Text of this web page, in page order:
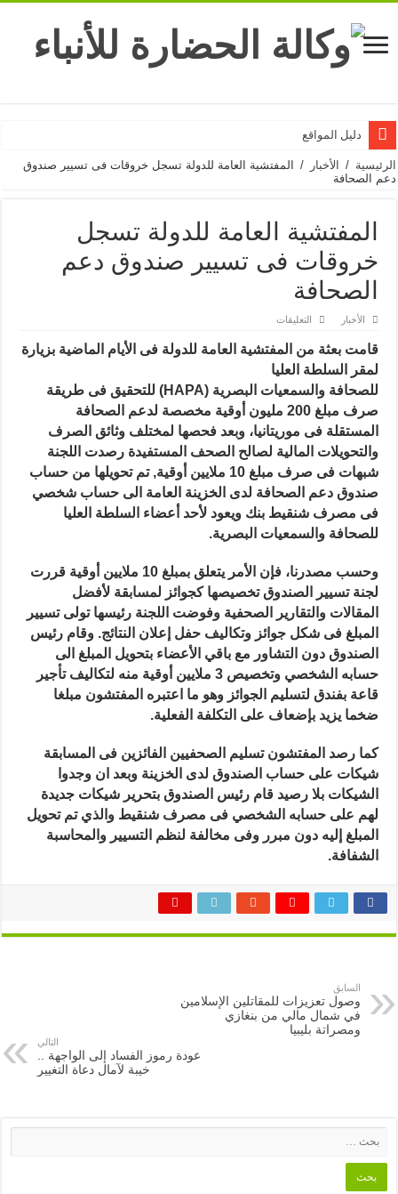
دليل المواقع
الرئيسية / الأخبار /
المفتشية العامة للدولة تسجل خروقات فى تسيير صندوق
دعم الصحافة
المفتشية العامة للدولة تسجل
خروقات فى تسيير صندوق دعم
الصحافة
الأخبار التعليقات
للدولة
تسجل
خروقات
فى
صندوق
دعم
الصحافة
مغلقة
قامت بعثة من المفتشية العامة للدولة فى الأيام الماضية بزيارة
لمقر السلطة العليا
للصحافة والسمعيات البصرية (HAPA) للتحقيق فى طريقة
صرف مبلغ 200 مليون أوقية مخصصة لدعم الصحافة
المستقلة فى موريتانيا، وبعد فحصها لمختلف وثائق الصرف
والتحويلات المالية لصالح الصحف المستفيدة رصدت اللجنة
شبهات فى صرف مبلغ 10 ملايين أوقية, تم تحويلها من حساب
صندوق دعم الصحافة لدى الخزينة العامة الى حساب شخصي
فى مصرف شنقيط بنك ويعود لأحد أعضاء السلطة العليا
للصحافة والسمعيات البصرية.
وحسب مصدرنا، فإن الأمر يتعلق بمبلغ 10 ملايين أوقية قررت
لجنة تسيير الصندوق تخصيصها كجوائز لمسابقة لأفضل
المقالات والتقارير الصحفية وفوضت اللجنة رئيسها تولى تسيير
المبلغ فى شكل جوائز وتكاليف حفل إعلان النتائج. وقام رئيس
الصندوق دون التشاور مع باقي الأعضاء بتحويل المبلغ الى
حسابه الشخصي وتخصيص 3 ملايين أوقية منه لتكاليف تأجير
قاعة بفندق لتسليم الجوائز وهو ما اعتبره المفتشون مبلغا
ضخما يزيد بإضعاف على التكلفة الفعلية.
كما رصد المفتشون تسليم الصحفيين الفائزين فى المسابقة
شيكات على حساب الصندوق لدى الخزينة وبعد ان وجدوا
الشيكات بلا رصيد قام رئيس الصندوق بتحرير شيكات جديدة
لهم على حسابه الشخصي فى مصرف شنقيط والذي تم تحويل
المبلغ إليه دون مبرر وفى مخالفة لنظم التسيير والمحاسبة
الشفافة.
السابق
وصول تعزيزات للمقاتلين الإسلامين
في شمال مالي من بنغازي
ومصراتة بليبيا
التالي
عودة رموز الفساد إلى الواجهة ..
خيبة لآمال دعاة التغيير